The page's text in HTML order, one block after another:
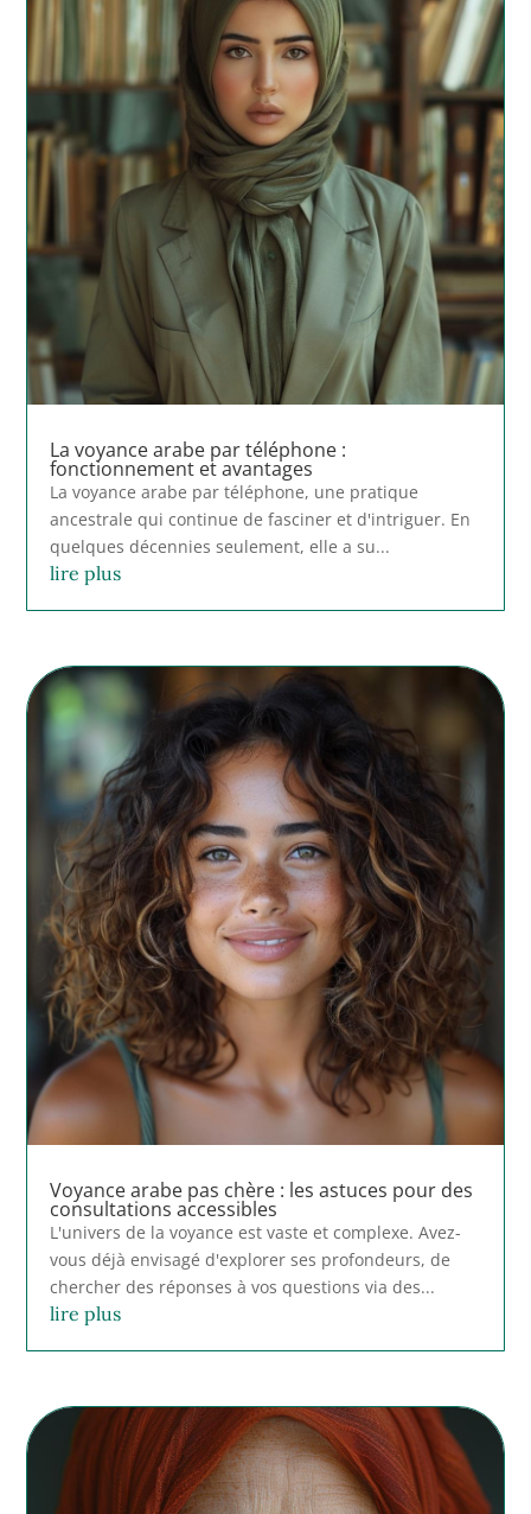
La voyance arabe par téléphone :
fonctionnement et avantages
La voyance arabe par téléphone, une pratique
ancestrale qui continue de fasciner et d'intriguer. En
quelques décennies seulement, elle a su...
lire plus
Voyance arabe pas chère : les astuces pour des
consultations accessibles
L'univers de la voyance est vaste et complexe. Avez-
vous déjà envisagé d'explorer ses profondeurs, de
chercher des réponses à vos questions via des...
lire plus